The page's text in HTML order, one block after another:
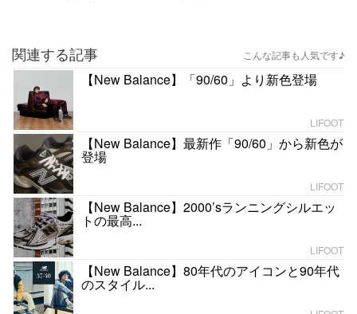
関連する記事 こんな記事も人気です♪
【New Balance】「90/60」より新色登場
LIFOOT
【New Balance】最新作「90/60」から新色が
登場
LIFOOT
【New Balance】2000’sランニングシルエッ
トの最高...
LIFOOT
【New Balance】80年代のアイコンと90年代
のスタイル...